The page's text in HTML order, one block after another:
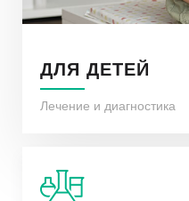
ДЛЯ ДЕТЕЙ
Лечение и диагностика